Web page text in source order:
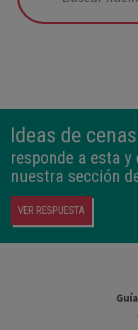
Ideas de
responde a esta
nuestra sección
VER RESPUESTA